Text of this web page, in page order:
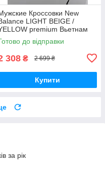
Кроссовки New
LIGHT BEIGE /
premium Вьетнам
до відправки
308 ₴ 2 699 ₴
Купити
за рік